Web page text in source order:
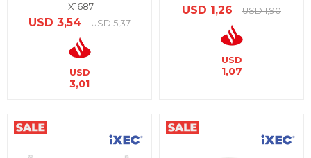
IX1687
USD 3,54 USD 5,37
USD
3,01
USD 1,26 USD 1,90
USD
1,07